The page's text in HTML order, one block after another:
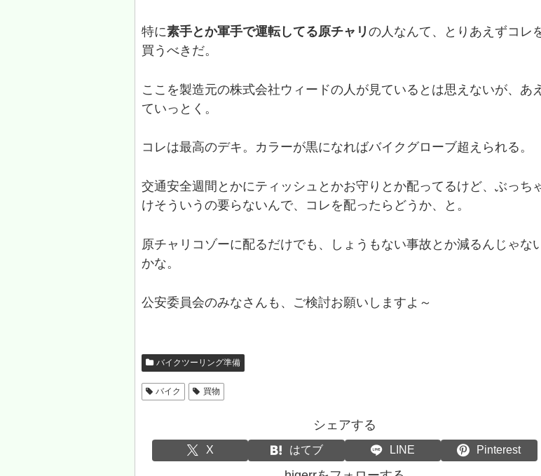
特に素手とか軍手で運転してる原チャリ の人なんて、とりあえずコレ
買うべきだ。
ここを製造元の株式会社ウィードの人が見ているとは思えないが、あえ
ていっとく。
コレは最高のデキ。カラーが黒になればバイクグローブ超えられる。
交通安全週間とかにティッシュとかお守りとか配ってるけど、ぶっち
けそういうの要らないんで、コレを配ったらどうか、と。
原チャリコゾーに配るだけでも、しょうもない事故とか減るんじゃな
かな。
公安委員会のみなさんも、ご検討お願いしますよ～
バイクツーリング準備
バイク 買物
シェアする
X はてブ LINE Pinterest